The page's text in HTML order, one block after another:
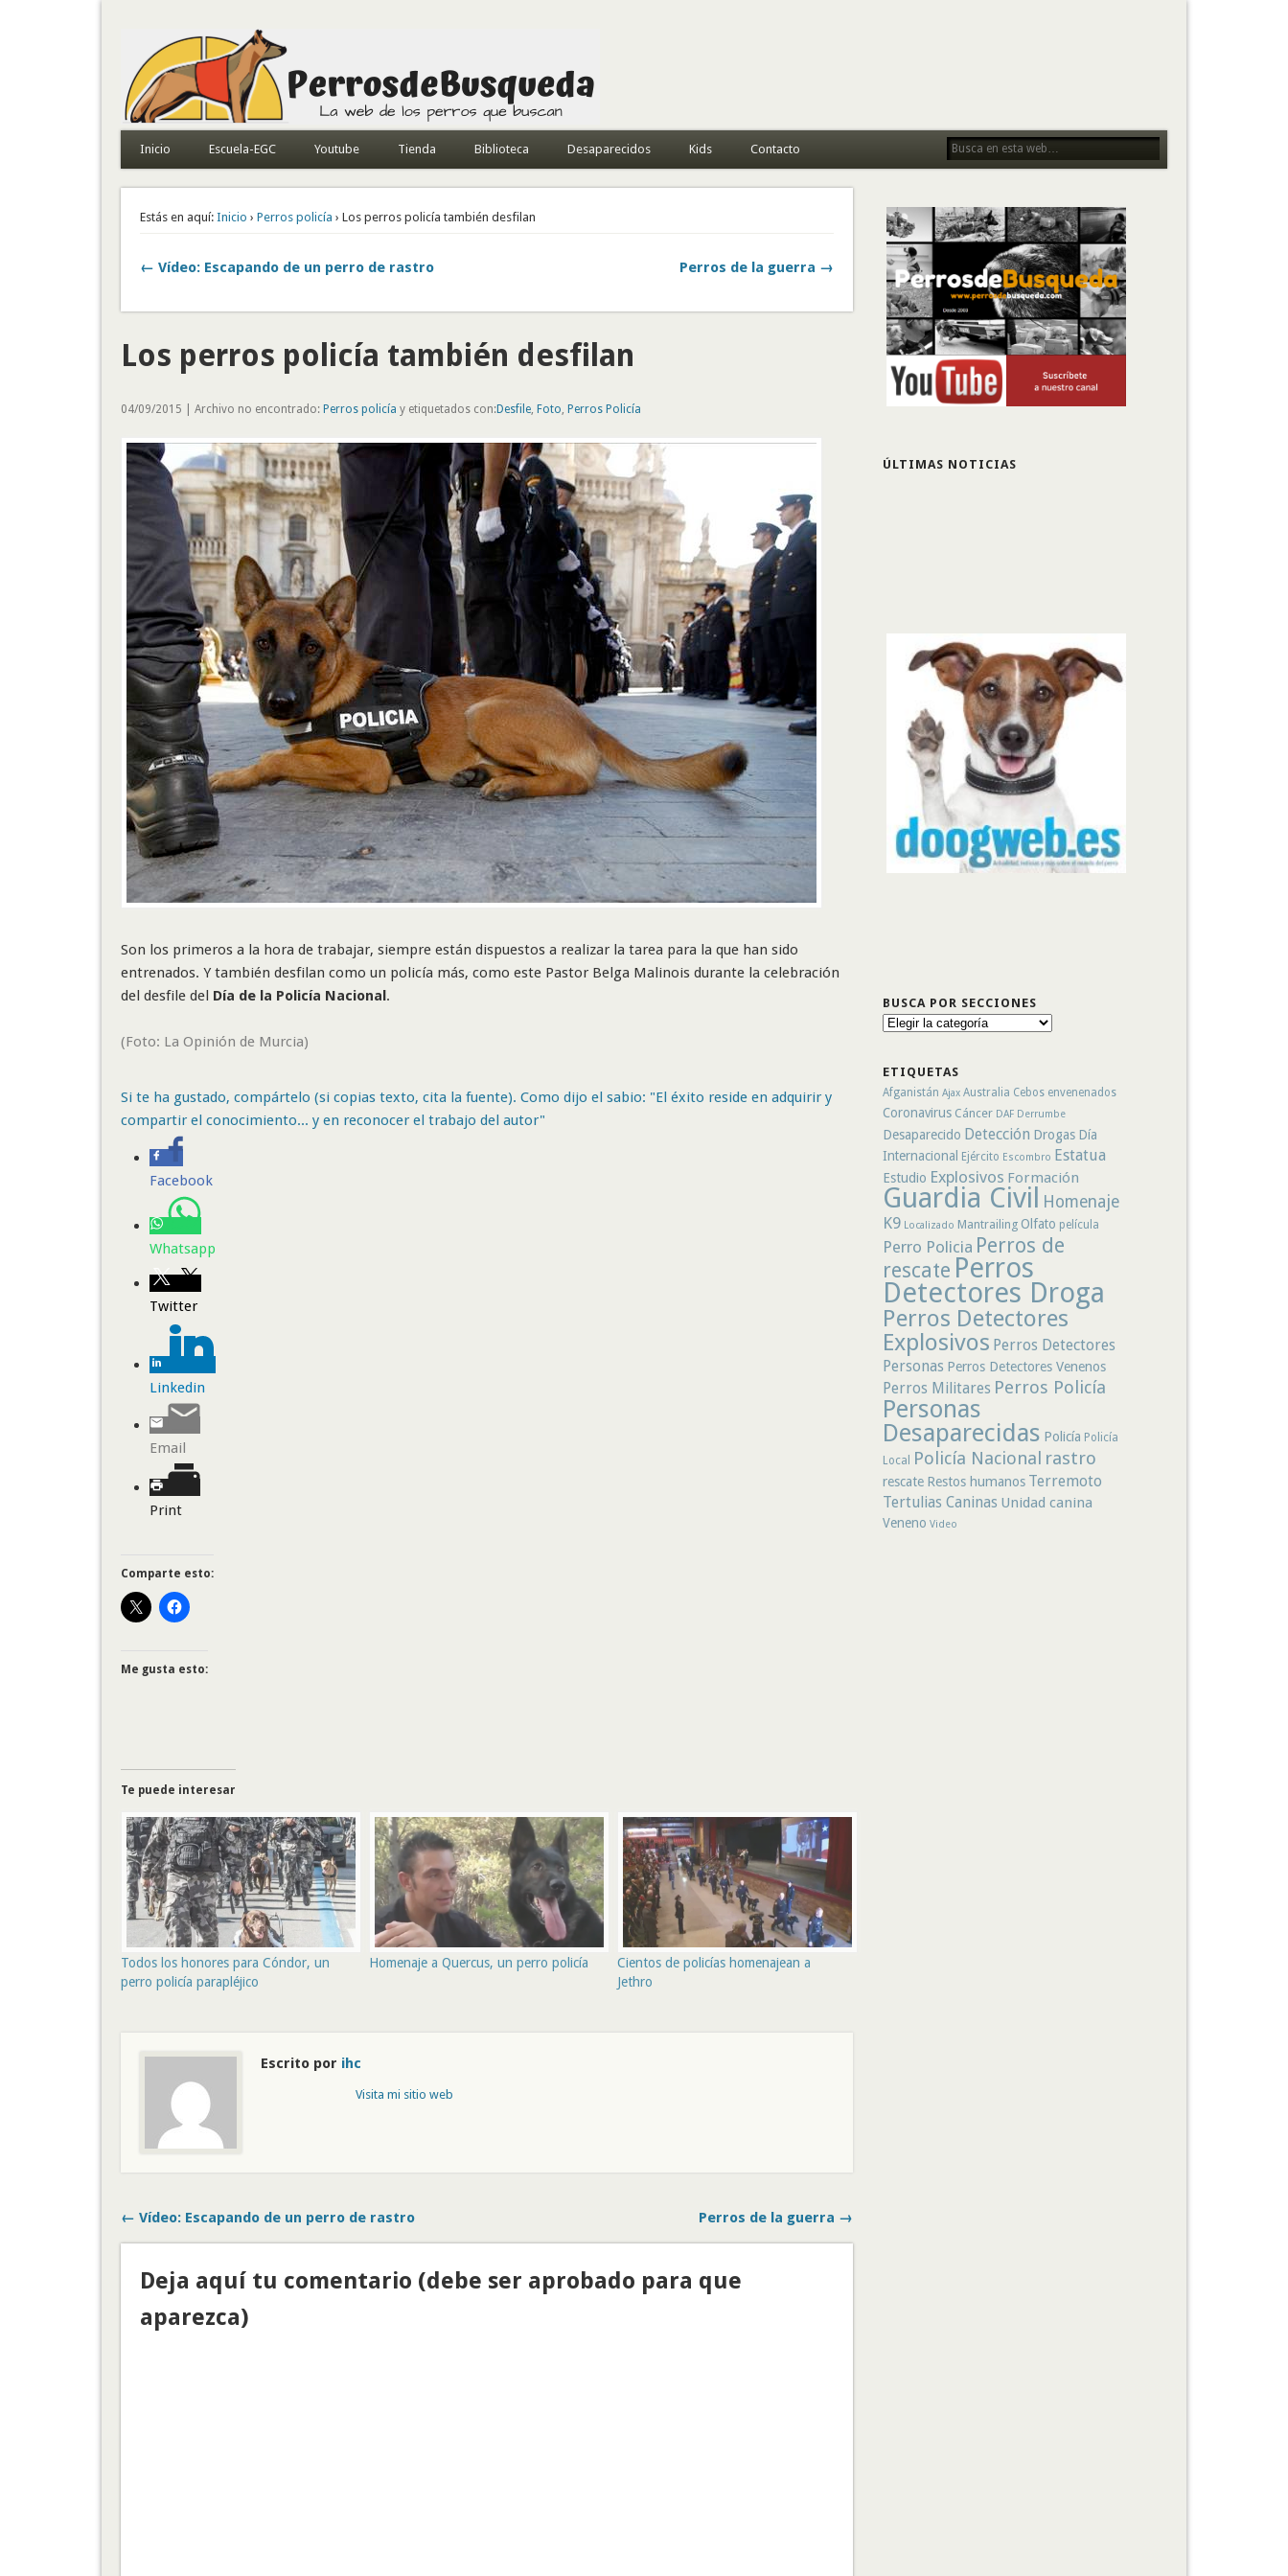
Todo sobre perros de búsqueda y detectores
Inicio Escuela-EGC Youtube Tienda Biblioteca Desaparecidos Kids Contacto
Estás en aquí: Inicio › Perros policía › Los perros policía también desfilan
← Vídeo: Escapando de un perro de rastro Perros de la guerra →
Los perros policía también desfilan
04/09/2015 | Archivo no encontrado: Perros policía y etiquetados con:Desfile, Foto Perros Policía
Son los primeros a la hora de trabajar, siempre están dispuestos a realizar la tarea para la que han sido
entrenados. Y también desfilan como un policía más, como este Pastor Belga Malinois durante la celebración
del desfile del Día de la Policía Nacional.
(Foto: La Opinión de Murcia)
Si te ha gustado, compártelo (si copias texto, cita la fuente). Como dijo el sabio: "El éxito reside en adquirir y
compartir el conocimiento... y en reconocer el trabajo del autor"
Facebook
Whatsapp
Twitter
Linkedin
Email
Print
Comparte esto:
Me gusta esto:
Te puede interesar
Todos los honores para Cóndor, un
perro policía parapléjico
Homenaje a Quercus, un perro policía
Cientos de policías homenajean a
Jethro
Escrito por ihc
Visita mi sitio web
← Vídeo: Escapando de un perro de rastro Perros de la guerra →
Deja aquí tu comentario (debe ser aprobado para que
aparezca)
ÚLTIMAS NOTICIAS
BUSCA POR SECCIONES
Busca
ETIQUETAS
Afganistán Ajax Australia Cebos envenenados
Coronavirus Cáncer DAF Derrumbe
Desaparecido Detección Drogas Día
Internacional
Ejército Escombro Estatua
Estudio Explosivos Formación
Guardia Civil
Homenaje
K9 Localizado Mantrailing Olfato película
Perro Policia Perros de
rescate Perros
Detectores Droga
Perros Detectores
Explosivos Perros Detectores
Personas Perros Detectores Venenos
Perros Militares Perros Policía
Personas
Desaparecidas Policía Policía
Local
Policía Nacional rastro
rescate Restos humanos Terremoto
Tertulias Caninas Unidad canina
Veneno Video